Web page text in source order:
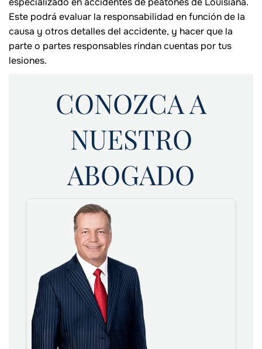
Este podrá evaluar la responsabilidad en función de la
causa y otros detalles del accidente, y hacer que la
parte o partes responsables rindan cuentas por tus
lesiones.
CONOZCA A
NUESTRO
ABOGADO